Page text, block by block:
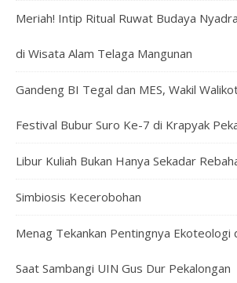
Meriah! Intip Ritual Ruwat Budaya
di Wisata Alam Telaga Mangunan
Gandeng BI Tegal dan MES, Wakil
Festival Bubur Suro Ke-7 di Krapyak
Libur Kuliah Bukan Hanya Sekadar
Simbiosis Kecerobohan
Menag Tekankan Pentingnya Ekoteologi
Saat Sambangi UIN Gus Dur Pekalongan